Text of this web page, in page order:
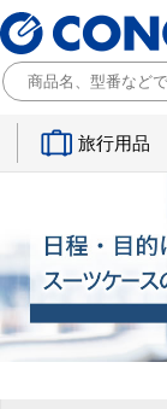
旅行用品